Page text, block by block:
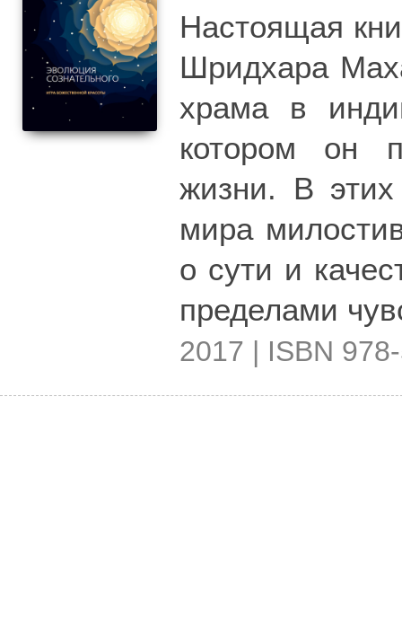
Настоящая
Шридхара
храма в
котором он
жизни. В этих
мира
о сути и
пределами
2017 | ISBN